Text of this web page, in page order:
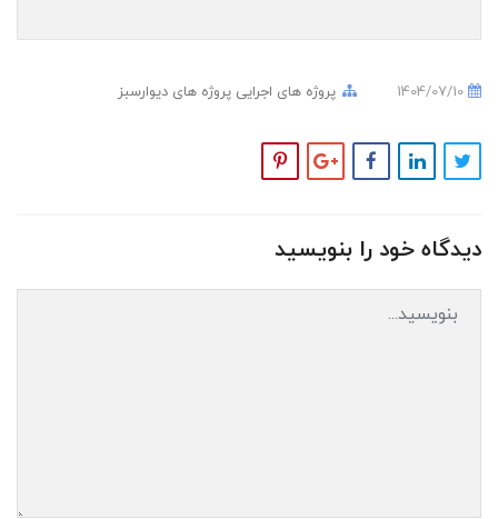
پروژه های اجرایی پروژه های دیوارسبز
دیدگاه خود را بنویسید